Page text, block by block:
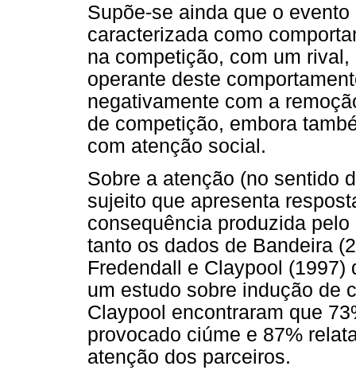
Supõe-se ainda que o
caracterizada como
na competição, com um
operante deste
negativamente com a
de competição, embora
com atenção social.
Sobre a atenção (no sentido
sujeito que apresenta
consequência produzida
tanto os dados de Bandeira
Fredendall e Claypool
um estudo sobre indução de
Claypool encontraram que
provocado ciúme e 87%
atenção dos parceiros.